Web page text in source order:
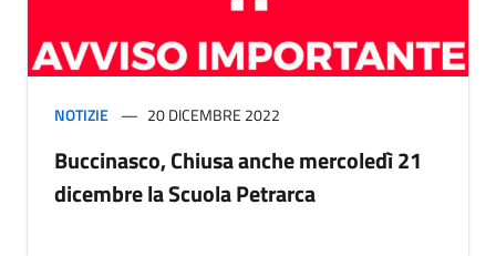
NOTIZIE 20 DICEMBRE 2022
Buccinasco, Chiusa anche mercoledì 21
dicembre la Scuola Petrarca